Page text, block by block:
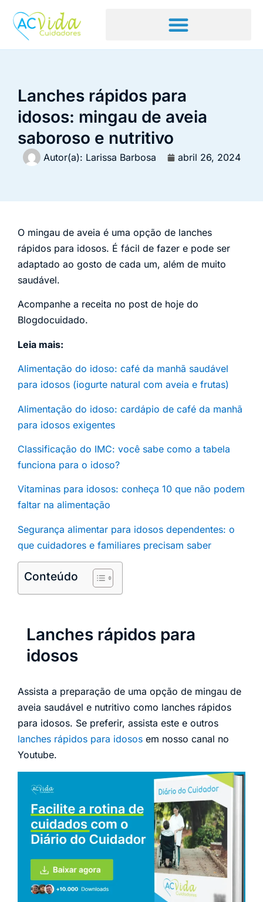
Lanches rápidos para
idosos: mingau de aveia
saboroso e nutritivo
Autor(a): Larissa Barbosa abril 26, 2024
O mingau de aveia é uma opção de lanches
rápidos para idosos. É fácil de fazer e pode ser
adaptado ao gosto de cada um, além de muito
saudável.
Acompanhe a receita no post de hoje do
Blogdocuidado.
Leia mais:
Alimentação do idoso: café da manhã saudável
para idosos (iogurte natural com aveia e frutas)
Alimentação do idoso: cardápio de café da manhã
para idosos exigentes
Classificação do IMC: você sabe como a tabela
funciona para o idoso?
Vitaminas para idosos: conheça 10 que não podem
faltar na alimentação
Segurança alimentar para idosos dependentes: o
que cuidadores e familiares precisam saber
Conteúdo
Lanches rápidos para
idosos
Assista a preparação de uma opção de mingau de
aveia saudável e nutritivo como lanches rápidos
para idosos. Se preferir, assista este e outros
lanches rápidos para idosos em nosso canal no
Youtube.